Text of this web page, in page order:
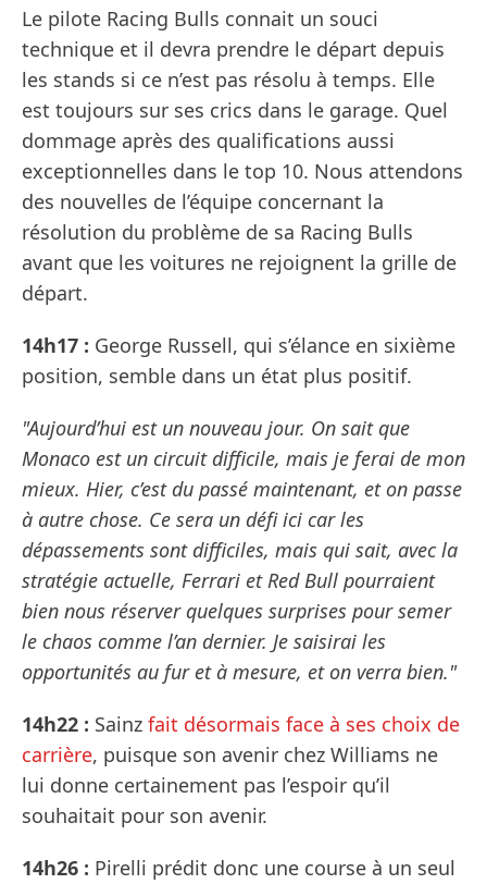
Le pilote Racing Bulls connait un souci
technique et il devra prendre le départ depuis
les stands si ce n’est pas résolu à temps. Elle
est toujours sur ses crics dans le garage. Quel
dommage après des qualifications aussi
exceptionnelles dans le top 10. Nous attendons
des nouvelles de l’équipe concernant la
résolution du problème de sa Racing Bulls
avant que les voitures ne rejoignent la grille de
départ.
14h17 : George Russell, qui s’élance en sixième
position, semble dans un état plus positif.
"Aujourd’hui est un nouveau jour. On sait que
Monaco est un circuit difficile, mais je ferai de mon
mieux. Hier, c’est du passé maintenant, et on passe
à autre chose. Ce sera un défi ici car les
dépassements sont difficiles, mais qui sait, avec la
stratégie actuelle, Ferrari et Red Bull pourraient
bien nous réserver quelques surprises pour semer
le chaos comme l’an dernier. Je saisirai les
opportunités au fur et à mesure, et on verra bien."
14h22 : Sainz fait désormais face à ses choix de
carrière, puisque son avenir chez Williams ne
lui donne certainement pas l’espoir qu’il
souhaitait pour son avenir.
14h26 : Pirelli prédit donc une course à un seul